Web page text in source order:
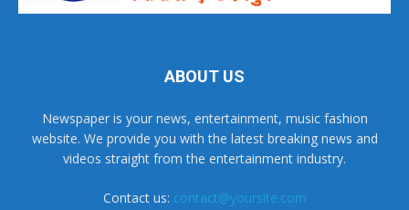
ABOUT US
Newspaper is your news, entertainment, music fashion
website. We provide you with the latest breaking news and
videos straight from the entertainment industry.
Contact us: contact@yoursite.com